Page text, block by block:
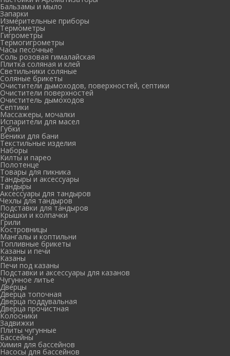
Бальзамы и мыло
Запарки
Измерительные приборы
Термометры
Гигрометры
Термогигрометры
Часы песочные
Соль розовая гималайская
Плитка соляная и клей
Светильники соляные
Соляные брикеты
Очистители дымоходов, поверхностей, септики
Очистители поверхностей
Очиститель дымоходов
Септики
Массажеры, мочалки
Испарители для масел
Губки
Веники для бани
Текстильные изделия
Наборы
Килты и парео
Полотенце
Товары для пикника
Тандыры и аксессуары
Тандыры
Аксессуары для тандыров
Чехлы для тандыров
Подставки для тандыров
Крышки и колпачки
Грили
Костровницы
Мангалы и коптильни
Топливные брикеты
Казаны и печи
Казаны
Печи под казаны
Подставки и аксессуары для казанов
Чугунное литье
Дверцы
Дверца топочная
Дверца поддувальная
Дверца прочистная
Колосники
Задвижки
Плиты чугунные
Бассейны
Химия для бассейнов
Насосы для бассейнов